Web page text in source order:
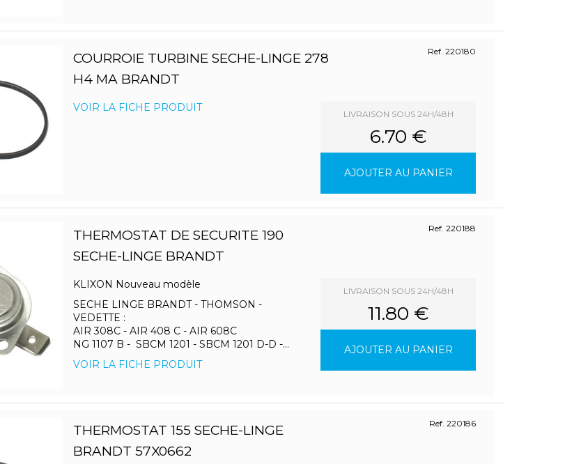
COURROIE TURBINE SECHE-LINGE 278
H4 MA BRANDT
Ref. 220180
VOIR LA FICHE PRODUIT
LIVRAISON SOUS 24H/48H
6.70 €
AJOUTER AU PANIER
THERMOSTAT DE SECURITE 190
SECHE-LINGE BRANDT
Ref. 220188
KLIXON Nouveau modèle
SECHE LINGE BRANDT - THOMSON -
VEDETTE :
AIR 308C - AIR 408 C - AIR 608C
NG 1107 B - SBCM 1201 - SBCM 1201 D-D -...
VOIR LA FICHE PRODUIT
LIVRAISON SOUS 24H/48H
11.80 €
AJOUTER AU PANIER
THERMOSTAT 155 SECHE-LINGE
BRANDT 57X0662
Ref. 220186